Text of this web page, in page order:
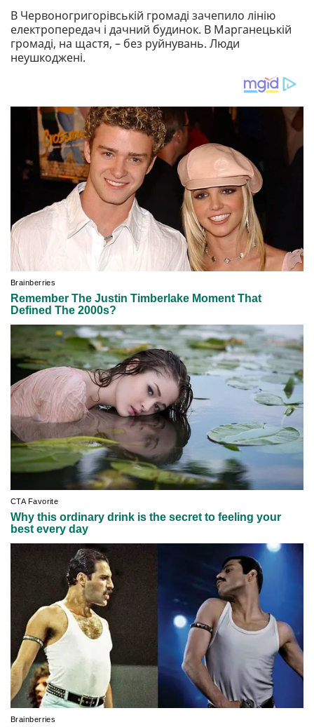
В Червоногригорівській громаді зачепило лінію
електропередач і дачний будинок. В Марганецькій
громаді, на щастя, – без руйнувань. Люди
неушкоджені.